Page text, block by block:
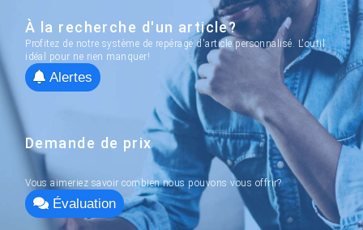
À la recherche d'un article?
Profitez de notre système de repérage d'article personnalisé. L'outil
idéal pour ne rien manquer!
Alertes
Demande de prix
Vous aimeriez savoir combien nous pouvons vous offrir?
Évaluation